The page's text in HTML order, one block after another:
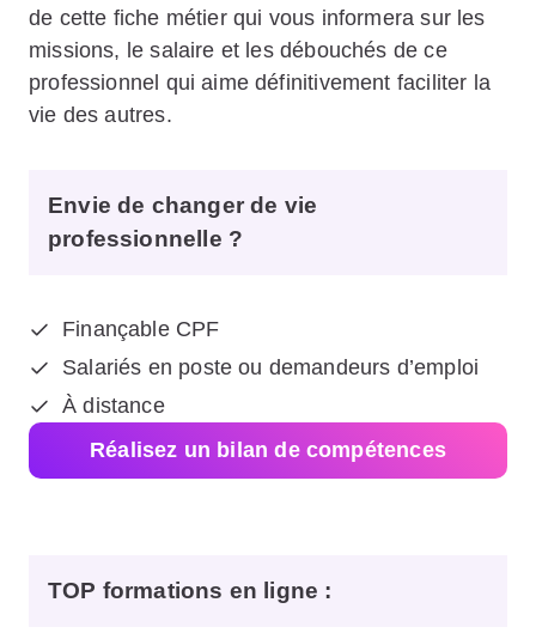
de cette fiche métier qui vous informera sur les
missions, le salaire et les débouchés de ce
professionnel qui aime définitivement faciliter la
vie des autres.
Envie de changer de vie
professionnelle ?
Finançable CPF
Salariés en poste ou demandeurs d’emploi
À distance
Réalisez un bilan de compétences
TOP formations en ligne :